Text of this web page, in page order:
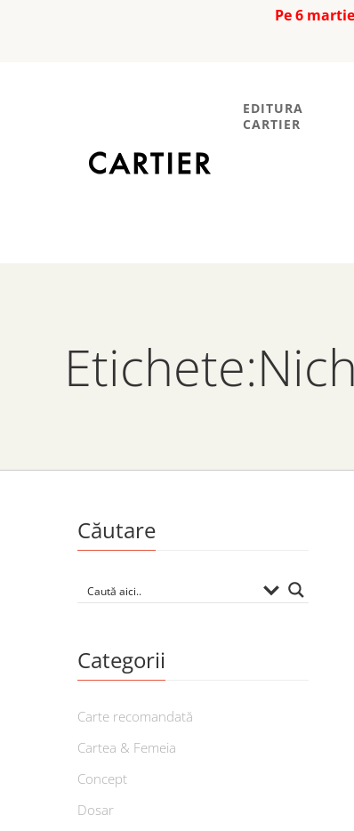
Pe 6
EDITURA
CARTIER
Căutare
Categorii
Carte recomandată
Cartea & Femeia
Concept
Dosar